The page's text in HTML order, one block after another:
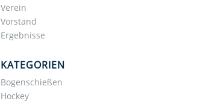
Verein
Vorstand
Ergebnisse
KATEGORIEN
Bogenschießen
Hockey